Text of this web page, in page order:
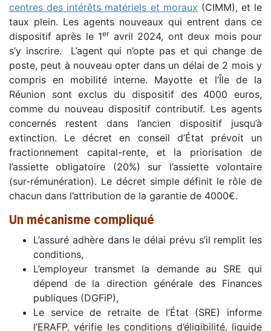
centres des intérêts matériels et moraux (CIMM), et le
taux plein. Les agents nouveaux qui entrent dans ce
dispositif après le 1eravril 2024, ont deux mois pour
s’y inscrire. L’agent qui n’opte pas et qui change de
poste, peut à nouveau opter dans un délai de 2 mois y
compris en mobilité interne. Mayotte et l’Île de la
Réunion sont exclus du dispositif des 4000 euros,
comme du nouveau dispositif contributif. Les agents
concernés restent dans l’ancien dispositif jusqu’à
extinction. Le décret en conseil d’État prévoit un
fractionnement capital-rente, et la priorisation de
l’assiette obligatoire (20%) sur l’assiette volontaire
(sur-rémunération). Le décret simple définit le rôle de
chacun dans l’attribution de la garantie de 4000€.
Un mécanisme compliqué
L’assuré adhère dans le délai prévu s’il remplit les
conditions,
L’employeur transmet la demande au SRE qui
dépend de la direction générale des Finances
publiques (DGFiP),
Le service de retraite de l’État (SRE) informe
l’ERAFP, vérifie les conditions d’éligibilité, liquide